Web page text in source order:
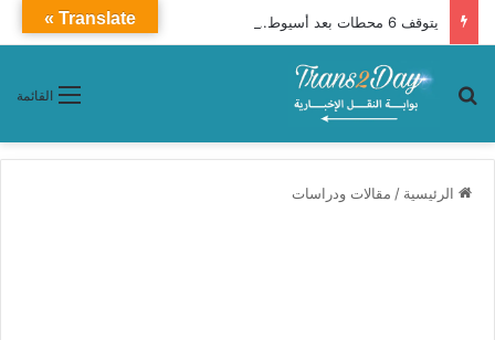
يتوقف 6 محطات بعد أسيوط.. تفاصيل قطار 927 أبوالهول إلى الإسكندرية
القائمة بحث عن
الرئيسية / مقالات ودراسات
Translate »